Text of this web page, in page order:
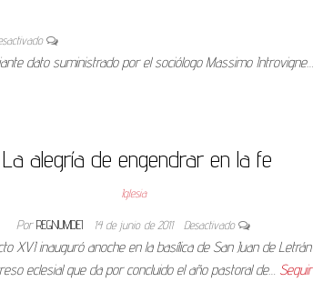
dato suministrado por el sociólogo Massimo Introvigne…
La alegría de engendrar en la fe
Iglesia
Por REGNUMDEI 14 de junio de 2011 Desactivado
XVI inauguró anoche en la basílica de San Juan de Letrán
eclesial que da por concluido el año pastoral de… Seguir